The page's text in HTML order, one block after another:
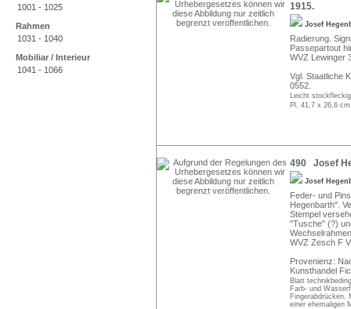
1001 - 1025
Rahmen
1031 - 1040
Mobiliar / Interieur
1041 - 1066
1915.
Josef
Radierung.
Passepartout
WVZ Lewinger
Vgl. Staatliche
0552.
Leicht
Pl. 41,7 x 26,6
490 Josef
Josef
Feder- und
Hegenbarth".
Stempel
"Tusche" (?)
WVZ Zesch F
Provenienz:
Kunsthandel
Blatt
Farb- und
Fingerabdrücken.
einer ehemaligen